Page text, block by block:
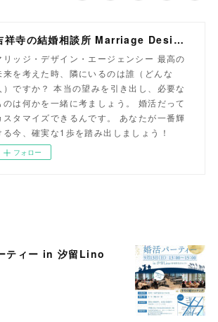
吉祥寺の結婚相談所 Marriage Design Agency
リッジ・デザイン・エージェンシー 最高の
来を考えた時、隣にいるのは誰（どんな
）ですか？ 本当の望みを引き出し、必要な
のは何かを一緒に考ましょう。 婚活だって
スタマイズできるんです。 あなたが一番輝
る今、確実な1歩を踏み出しましょう！
フォロー
ティー in 汐留Lino